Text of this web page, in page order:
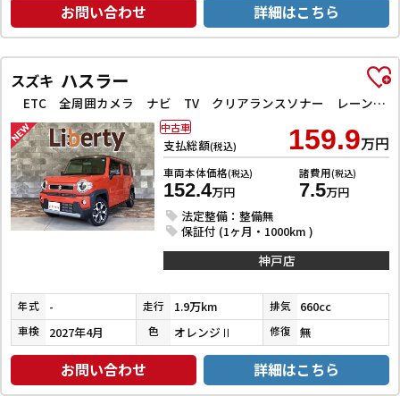
お問い合わせ 詳細はこちら
スズキ ハスラー
ETC 全周囲カメラ ナビ TV クリアランスソナー レーンアシスト 衝突被害軽減システム オートライト スマートキー アイドリングストップ 電動格納ミラー シートヒーター CVT ESC CD
支払総額(税込) 159.9万円
車両本体価格(税込)
152.4万円
諸費用(税込)
7.5万円
法定整備：整備無
保証付 (1ヶ月・1000km )
中古車
神戸店
年式 - 走行 1.9万km 排気 660cc
車検 2027年4月 色 オレンジⅡ 修復 無
お問い合わせ 詳細はこちら